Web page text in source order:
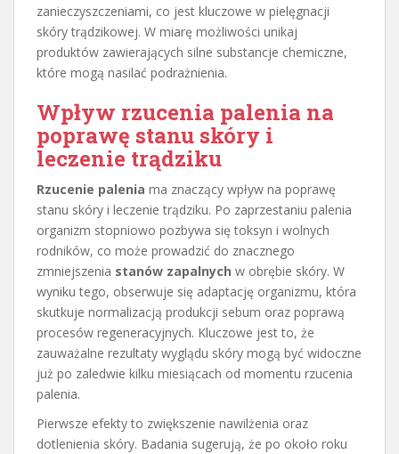
zanieczyszczeniami, co jest kluczowe w pielęgnacji
skóry trądzikowej. W miarę możliwości unikaj
produktów zawierających silne substancje chemiczne,
które mogą nasilać podrażnienia.
Wpływ rzucenia palenia na
poprawę stanu skóry i
leczenie trądziku
Rzucenie palenia ma znaczący wpływ na poprawę
stanu skóry i leczenie trądziku. Po zaprzestaniu palenia
organizm stopniowo pozbywa się toksyn i wolnych
rodników, co może prowadzić do znacznego
zmniejszenia stanów zapalnych w obrębie skóry. W
wyniku tego, obserwuje się adaptację organizmu, która
skutkuje normalizacją produkcji sebum oraz poprawą
procesów regeneracyjnych. Kluczowe jest to, że
zauważalne rezultaty wyglądu skóry mogą być widoczne
już po zaledwie kilku miesiącach od momentu rzucenia
palenia.
Pierwsze efekty to zwiększenie nawilżenia oraz
dotlenienia skóry. Badania sugerują, że po około roku